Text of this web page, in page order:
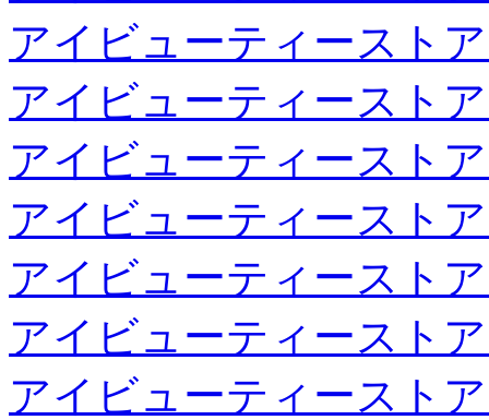
アイビューティースト
アイビューティースト
アイビューティースト
アイビューティースト
アイビューティースト
アイビューティースト
アイビューティースト